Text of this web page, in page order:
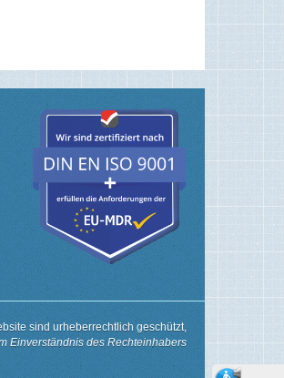
sind urheberrechtlich geschützt,
Einverständnis des Rechteinhabers